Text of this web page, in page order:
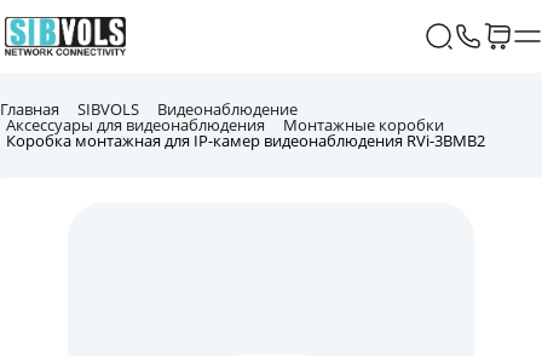
Главная SIBVOLS Видеонаблюдение
Аксессуары для видеонаблюдения Монтажные коробки
Коробка монтажная для IP-камер видеонаблюдения RVi-3BMB2